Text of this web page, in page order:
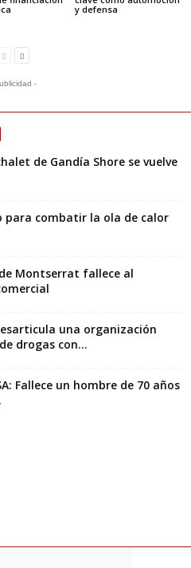
y defensa
-
de Gandía Shore se vuelve
para combatir la ola de calor
Montserrat fallece al
una organización
drogas con...
Fallece un hombre de 70 años